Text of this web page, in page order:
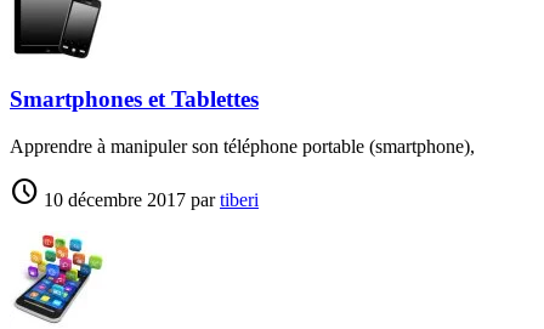
Smartphones et Tablettes
Apprendre à manipuler son téléphone portable (smartphone),
schedule 10 décembre 2017 partiberi